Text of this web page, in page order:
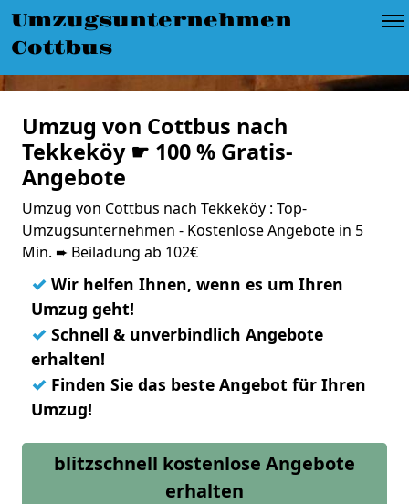
Umzugsunternehmen
Cottbus
Umzug von Cottbus nach
Tekkeköy ☛ 100 % Gratis-
Angebote
Umzug von Cottbus nach Tekkeköy : Top-
Umzugsunternehmen - Kostenlose Angebote in 5
Min. ➨ Beiladung ab 102€
✓ Wir helfen Ihnen, wenn es um Ihren
Umzug geht!
✓ Schnell & unverbindlich Angebote
erhalten!
✓ Finden Sie das beste Angebot für Ihren
Umzug!
blitzschnell kostenlose Angebote
erhalten